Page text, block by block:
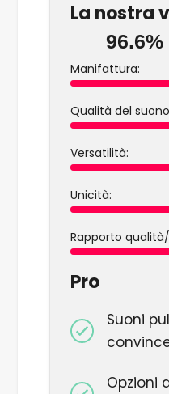
La nostra
96.6%
Manifattura:
Qualità del
Versatilità:
Unicità:
Rapporto
Pro
Suoni
Opzioni